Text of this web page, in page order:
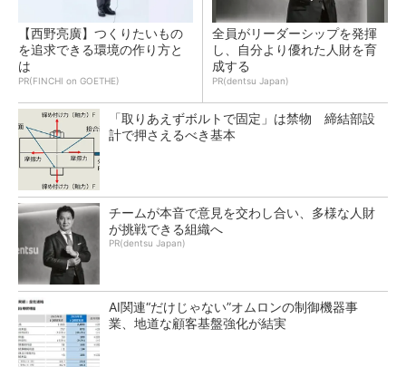
【西野亮廣】つくりたいもの
を追求できる環境の作り方と
は
PR(FINCHI on GOETHE)
全員がリーダーシップを発揮
し、自分より優れた人財を育
成する
PR(dentsu Japan)
「取りあえずボルトで固定」は禁物 締結部設
計で押さえるべき基本
チームが本音で意見を交わし合い、多様な人財
が挑戦できる組織へ
PR(dentsu Japan)
AI関連“だけじゃない”オムロンの制御機器事
業、地道な顧客基盤強化が結実